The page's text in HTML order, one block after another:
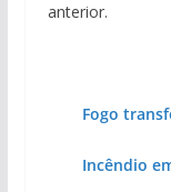
anterior.
Fogo
Incêndio